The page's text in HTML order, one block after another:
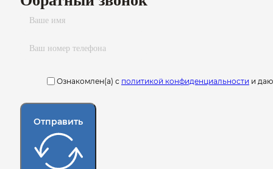
Ознакомлен(а) с политикой конфиденциальности и
Отправить